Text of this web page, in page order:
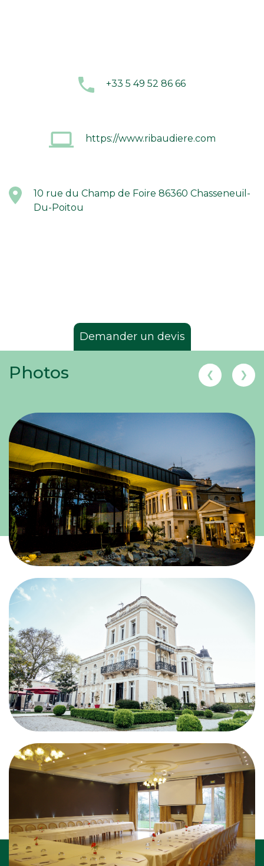
+33 5 49 52 86 66
https://www.ribaudiere.com
10 rue du Champ de Foire 86360 Chasseneuil-
Du-Poitou
Demander un devis
Photos ❮ ❯